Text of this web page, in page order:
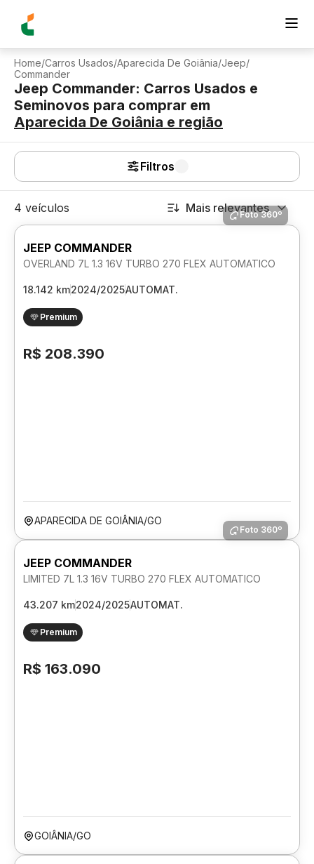
Home/Carros Usados/Aparecida De Goiânia/Jeep/
Commander
Jeep Commander: Carros Usados e
Seminovos para comprar em
Aparecida De Goiânia e região
Filtros
4 veículos Mais relevantes
Foto 360º
JEEP COMMANDER
OVERLAND 7L 1.3 16V TURBO 270 FLEX AUTOMATICO
18.142 km2024/2025AUTOMAT.
Premium
R$ 208.390
APARECIDA DE GOIÂNIA/GO
Foto 360º
JEEP COMMANDER
LIMITED 7L 1.3 16V TURBO 270 FLEX AUTOMATICO
43.207 km2024/2025AUTOMAT.
Premium
R$ 163.090
GOIÂNIA/GO